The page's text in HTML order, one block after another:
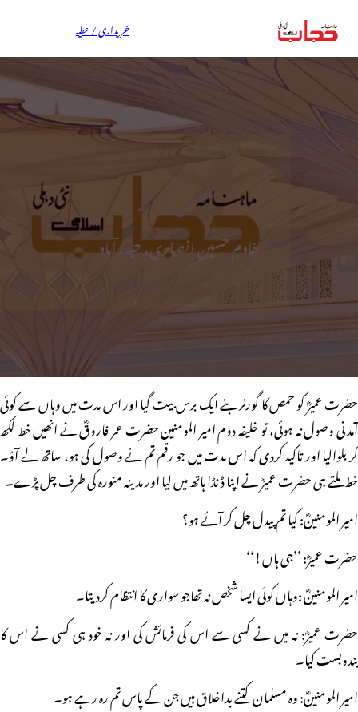
خریداری / عطیہ
مفلس گورنر
خادم حسین انصاری، حیدرآباد
حضرت عمیرؓ کو حمص کا گورنر بنے ایک برس بیت گیا اور اس مدت میں وہاں سے کوئی
آمدنی وصول نہ ہوئی، تو خلیفہ دوم امیر المومنین حضرت عمر فاروقؓ نے انھیں خط لکھ
کر بلوالیا اور تاکید کردی کہ اس مدت میں جو رقم تم نے وصول کی ہو، ساتھ لے آؤ۔
خط ملتے ہی حضرت عمیرؓ نے اپنا ڈنڈا ہاتھ میں لیا اور مدینہ منورہ کی طرف چل پڑے۔
امیر المومنینؓ: کیا تم پیدل چل کر آئے ہو؟
حضرت عمیرؓ: ’’جی ہاں!‘‘
امیر المومنینؓ :وہاں کوئی ایسا شخص نہ تھاجو سواری کا انتظام کردیتا۔
حضرت عمیرؓ: نہ میں نے کسی سے اس کی فرمائش کی اور نہ خود ہی کسی نے اس کا
بندوبست کیا۔
امیر المومنینؓ: وہ مسلمان کتنے بداخلاق ہیں جن کے پاس تم رہ رہے ہو۔